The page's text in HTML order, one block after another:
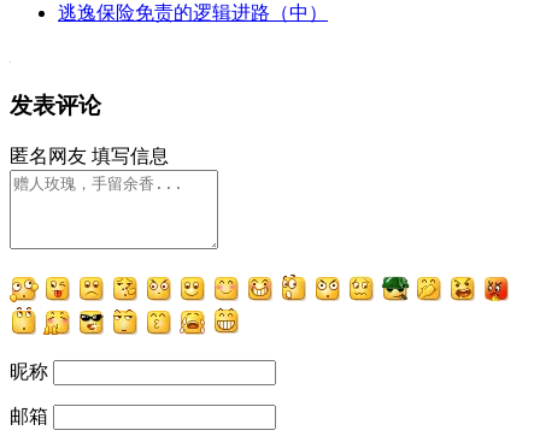
逃逸保险免责的逻辑进路（中）
发表评论
匿名网友 填写信息
昵称
邮箱